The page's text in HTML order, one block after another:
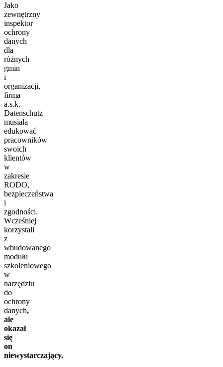
Jako
zewnętrzny
inspektor
ochrony
danych
dla
różnych
gmin
i
organizacji,
firma
a.s.k.
Datenschutz
musiała
edukować
pracowników
swoich
klientów
w
zakresie
RODO,
bezpieczeństwa
i
zgodności.
Wcześniej
korzystali
z
wbudowanego
modułu
szkoleniowego
w
narzędziu
do
ochrony
danych,
ale
okazał
się
on
niewystarczający.